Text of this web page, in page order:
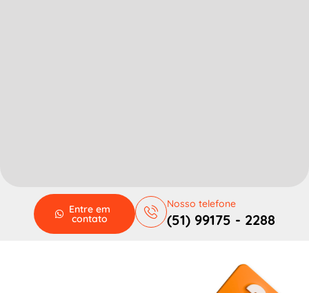
Entre em
contato
Nosso telefone
(51) 99175 - 2288